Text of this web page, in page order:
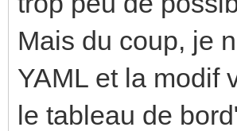
Mais du coup, je
YAML et la modif
le tableau de